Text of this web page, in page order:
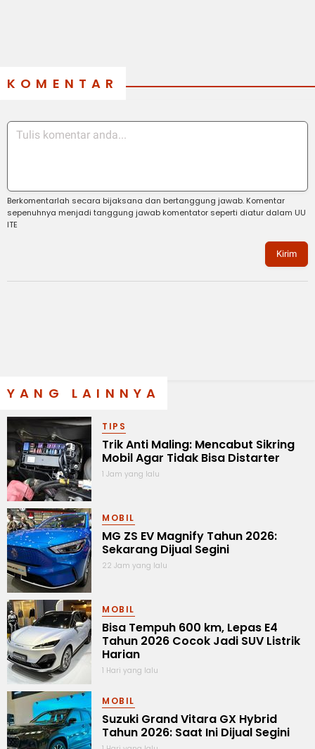
KOMENTAR
Berkomentarlah secara bijaksana dan bertanggung jawab. Komentar
sepenuhnya menjadi tanggung jawab komentator seperti diatur dalam UU
ITE
Kirim
YANG LAINNYA
TIPS
Trik Anti Maling: Mencabut Sikring
Mobil Agar Tidak Bisa Distarter
1 Jam yang lalu
MOBIL
MG ZS EV Magnify Tahun 2026:
Sekarang Dijual Segini
22 Jam yang lalu
MOBIL
Bisa Tempuh 600 km, Lepas E4
Tahun 2026 Cocok Jadi SUV Listrik
Harian
1 Hari yang lalu
MOBIL
Suzuki Grand Vitara GX Hybrid
Tahun 2026: Saat Ini Dijual Segini